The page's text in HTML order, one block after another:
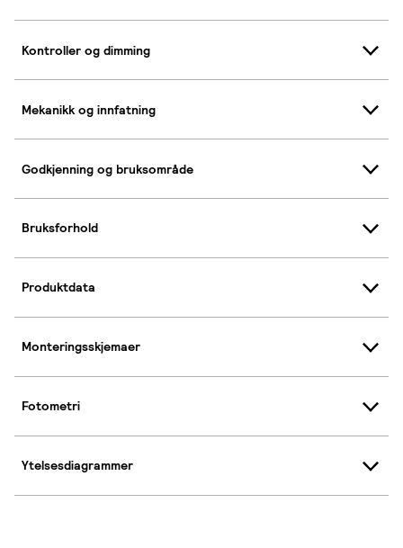
Kontroller og dimming
Mekanikk og innfatning
Godkjenning og bruksområde
Bruksforhold
Produktdata
Monteringsskjemaer
Fotometri
Ytelsesdiagrammer